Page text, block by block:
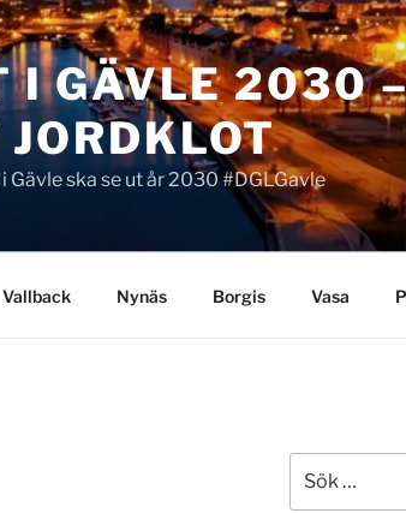
I GÄVLE 2030
ska se ut år 2030 #DGLGavle
Vallback Nynäs Borgis Vasa
efter: